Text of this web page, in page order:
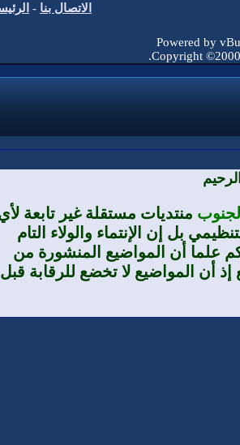
الاتصال بنا -
Powered by
Copyright
منتديات مستقلة غير تابعة
بل إن الإنتماء والولاء التام
علما أن المواضيع المنشورة من
أن المواضيع لا تخضع للرقابة قبل